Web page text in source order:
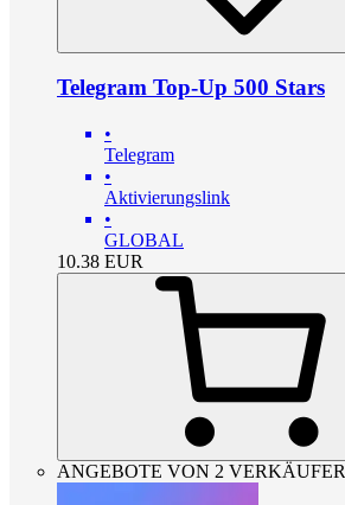
Telegram Top-Up 500 Stars
•
Telegram
•
Aktivierungslink
•
GLOBAL
10.38 EUR
ANGEBOTE VON 2 VERKÄUFER